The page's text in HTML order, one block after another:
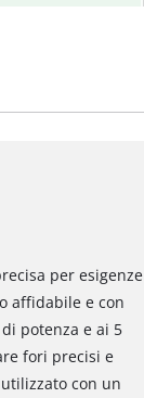
per esigenze
affidabile e con
potenza e ai 5
fori precisi e
con un